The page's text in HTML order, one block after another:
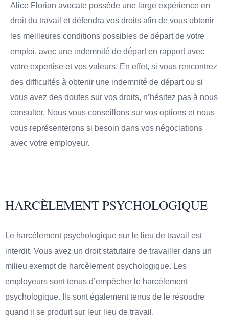
Alice Florian avocate possède une large expérience en
droit du travail et défendra vos droits afin de vous obtenir
les meilleures conditions possibles de départ de votre
emploi, avec une indemnité de départ en rapport avec
votre expertise et vos valeurs. En effet, si vous rencontrez
des difficultés à obtenir une indemnité de départ ou si
vous avez des doutes sur vos droits, n’hésitez pas à nous
consulter. Nous vous conseillons sur vos options et nous
vous représenterons si besoin dans vos négociations
avec votre employeur.
HARCÈLEMENT PSYCHOLOGIQUE
Le harcèlement psychologique sur le lieu de travail est
interdit. Vous avez un droit statutaire de travailler dans un
milieu exempt de harcèlement psychologique. Les
employeurs sont tenus d’empêcher le harcèlement
psychologique. Ils sont également tenus de le résoudre
quand il se produit sur leur lieu de travail.